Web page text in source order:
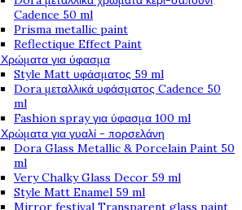
Cadence 50 ml
Prisma metallic paint
Reflectique Effect Paint
Χρώματα για ύφασμα
Style Matt υφάσματος 59 ml
Dora μεταλλικά υφάσματος Cadence 50
ml
Fashion spray για ύφασμα 100 ml
Χρώματα για γυαλί - πορσελάνη
Dora Glass Metallic & Porcelain Paint 50
ml
Very Chalky Glass Decor 59 ml
Style Matt Enamel 59 ml
Mirror festival Transparent glass paint